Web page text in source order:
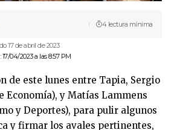
04/2023 a las 8:57 PM
17 de abril de 2023
4 lectura mínima
de este lunes entre Tapia, Sergio
Economía), y Matías Lammens
y Deportes), para pulir algunos
y firmar los avales pertinentes,